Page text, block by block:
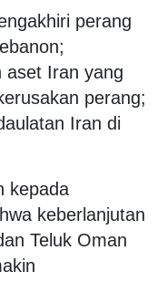
perang
aset Iran yang
perang;
Iran di
kepada
keberlanjutan
Teluk Oman